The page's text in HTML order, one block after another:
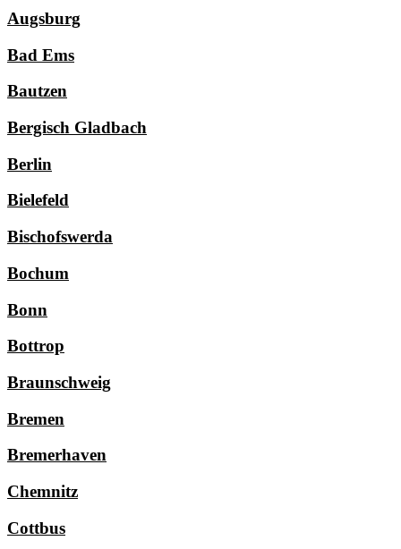
Augsburg
Bad Ems
Bautzen
Bergisch Gladbach
Berlin
Bielefeld
Bischofswerda
Bochum
Bonn
Bottrop
Braunschweig
Bremen
Bremerhaven
Chemnitz
Cottbus